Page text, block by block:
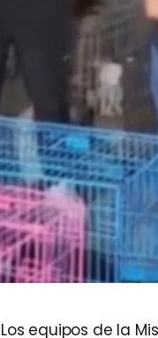
Los equipos de la